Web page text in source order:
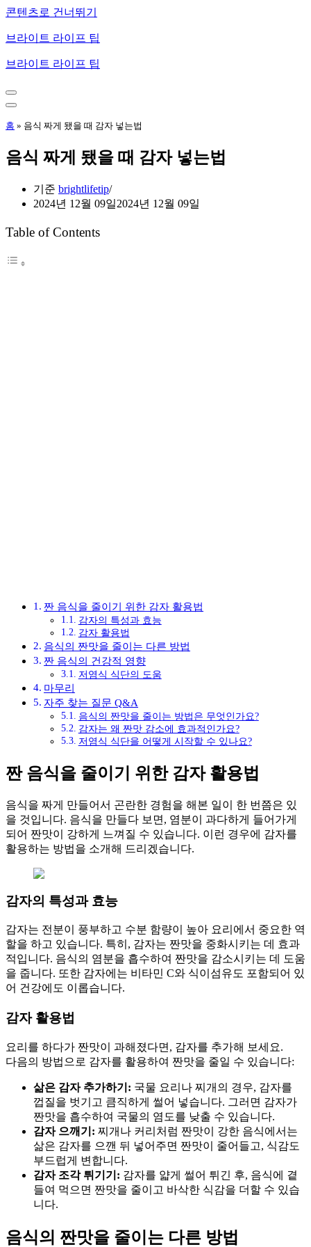
콘텐츠로 건너뛰기
브라이트 라이프 팁
브라이트 라이프 팁
내
비
게
션
메
내
비
이
션
홈 » 음식 짜게 됐을 때 감자 넣는법
음식 짜게 됐을 때 감자 넣는법
기준 brightlifetip
2024년 12월 09일2024년 12월 09일
Table of Contents
짠 음식을 줄이기 위한 감자 활용법
감자의 특성과 효능
감자 활용법
음식의 짠맛을 줄이는 다른 방법
짠 음식의 건강적 영향
저염식 식단의 도움
마무리
자주 찾는 질문 Q&A
음식의 짠맛을 줄이는 방법은 무엇인가요?
감자는 왜 짠맛 감소에 효과적인가요?
저염식 식단을 어떻게 시작할 수 있나요?
짠 음식을 줄이기 위한 감자 활용법
음식을 짜게 만들어서 곤란한 경험을 해본 일이 한 번쯤은 있
을 것입니다. 음식을 만들다 보면, 염분이 과다하게 들어가게
되어 짠맛이 강하게 느껴질 수 있습니다. 이런 경우에 감자를
활용하는 방법을 소개해 드리겠습니다.
감자의 특성과 효능
감자는 전분이 풍부하고 수분 함량이 높아 요리에서 중요한 역
할을 하고 있습니다. 특히, 감자는 짠맛을 중화시키는 데 효과
적입니다. 음식의 염분을 흡수하여 짠맛을 감소시키는 데 도움
을 줍니다. 또한 감자에는 비타민 C와 식이섬유도 포함되어 있
어 건강에도 이롭습니다.
감자 활용법
요리를 하다가 짠맛이 과해졌다면, 감자를 추가해 보세요.
다음의 방법으로 감자를 활용하여 짠맛을 줄일 수 있습니다:
삶은 감자 추가하기: 국물 요리나 찌개의 경우, 감자를
껍질을 벗기고 큼직하게 썰어 넣습니다. 그러면 감자가
짠맛을 흡수하여 국물의 염도를 낮출 수 있습니다.
감자 으깨기: 찌개나 커리처럼 짠맛이 강한 음식에서는
삶은 감자를 으깬 뒤 넣어주면 짠맛이 줄어들고, 식감도
부드럽게 변합니다.
감자 조각 튀기기: 감자를 얇게 썰어 튀긴 후, 음식에 곁
들여 먹으면 짠맛을 줄이고 바삭한 식감을 더할 수 있습
니다.
음식의 짠맛을 줄이는 다른 방법